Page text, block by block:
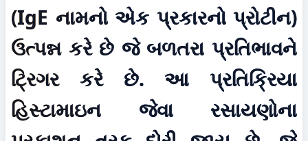
(IgE નામનો એક પ્રકારનો પ્રોટીન)
ઉત્પન્ન કરે છે જે બળતરા પ્રતિભાવને
ટ્રિગર કરે છે. આ પ્રતિક્રિયા
હિસ્ટામાઇન જેવા રસાયણોના